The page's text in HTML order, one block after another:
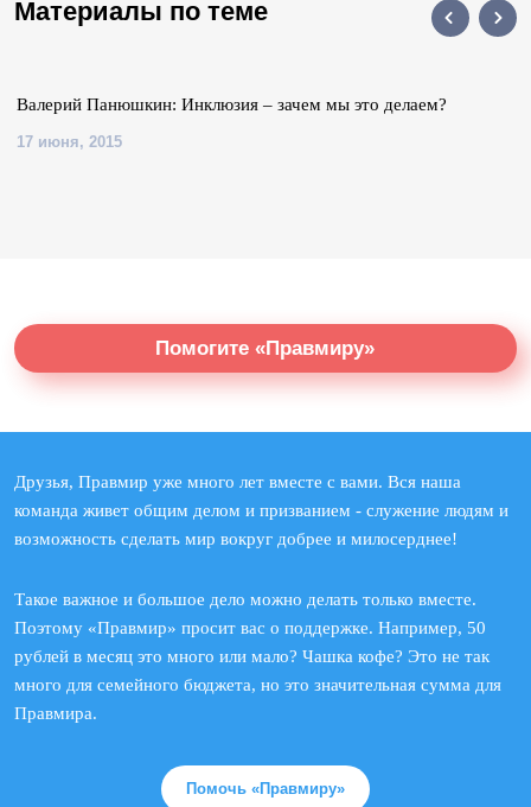
Материалы по теме
Валерий Панюшкин: Инклюзия – зачем мы это делаем?
17 июня, 2015
Помогите «Правмиру»
Друзья, Правмир уже много лет вместе с вами. Вся наша
команда живет общим делом и призванием - служение людям и
возможность сделать мир вокруг добрее и милосерднее!
Такое важное и большое дело можно делать только вместе.
Поэтому «Правмир» просит вас о поддержке. Например, 50
рублей в месяц это много или мало? Чашка кофе? Это не так
много для семейного бюджета, но это значительная сумма для
Правмира.
Помочь «Правмиру»